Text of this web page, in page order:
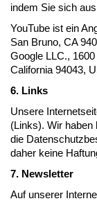
indem Sie sich
YouTube ist ein
San Bruno, CA
Google LLC.,
California 94043,
6. Links
Unsere
(Links). Wir haben
die
daher keine
7. Newsletter
Auf unserer